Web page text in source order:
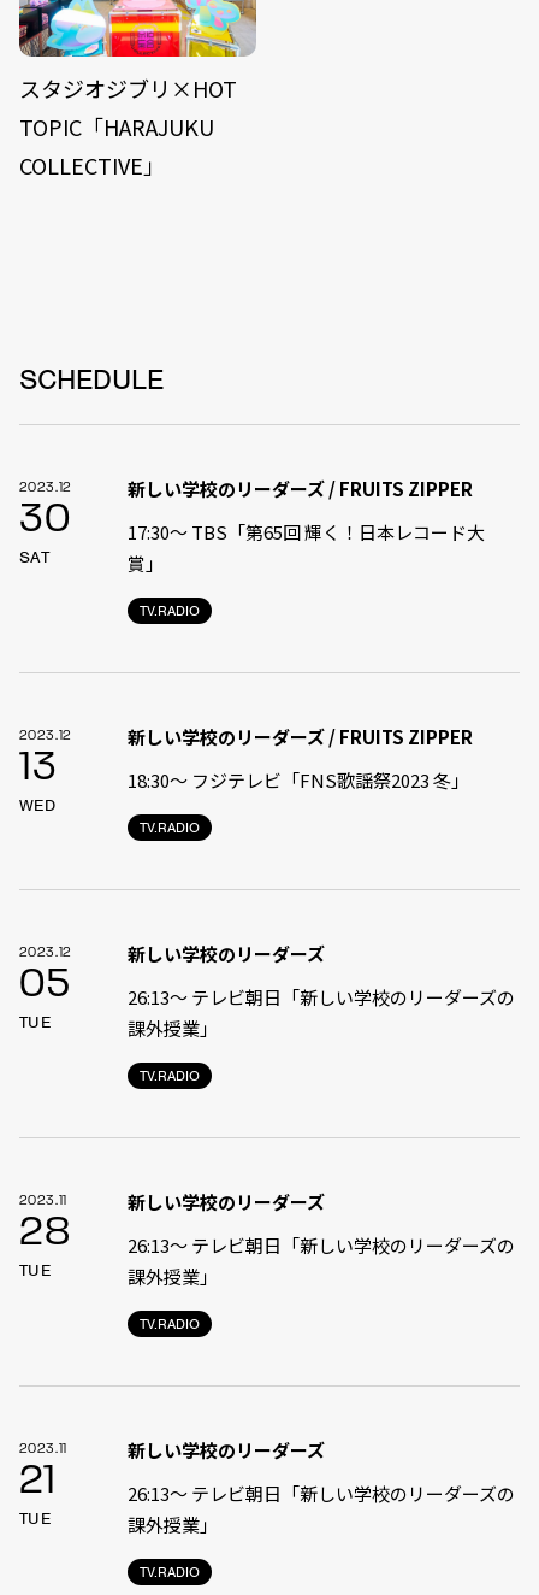
スタジオジブリ×HOT
TOPIC「HARAJUKU
COLLECTIVE」
SCHEDULE
2023.12
30
SAT
TV.RADIO
新しい学校のリーダーズ / FRUITS ZIPPER
17:30〜 TBS「第65回 輝く！日本レコード大
賞」
2023.12
13
WED
TV.RADIO
新しい学校のリーダーズ / FRUITS ZIPPER
18:30〜 フジテレビ「FNS歌謡祭2023 冬」
2023.12
05
TUE
TV.RADIO
新しい学校のリーダーズ
26:13〜 テレビ朝日「新しい学校のリーダーズの
課外授業」
2023.11
28
TUE
TV.RADIO
新しい学校のリーダーズ
26:13〜 テレビ朝日「新しい学校のリーダーズの
課外授業」
2023.11
21
TUE
TV.RADIO
新しい学校のリーダーズ
26:13〜 テレビ朝日「新しい学校のリーダーズの
課外授業」